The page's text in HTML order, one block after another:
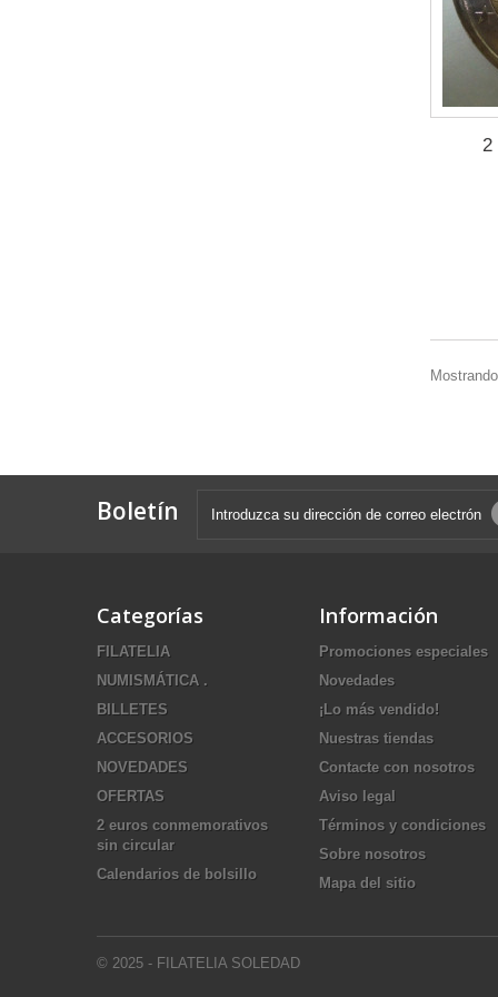
2
Boletín
Categorías
FILATELIA
NUMISMÁTICA .
BILLETES
ACCESORIOS
NOVEDADES
OFERTAS
2 euros conmemorativos
sin circular
Calendarios de bolsillo
Información
Promociones especiales
Novedades
¡Lo más vendido!
Nuestras tiendas
Contacte con nosotros
Aviso legal
Términos y condiciones
Sobre nosotros
Mapa del sitio
© 2025 - FILATELIA SOLEDAD